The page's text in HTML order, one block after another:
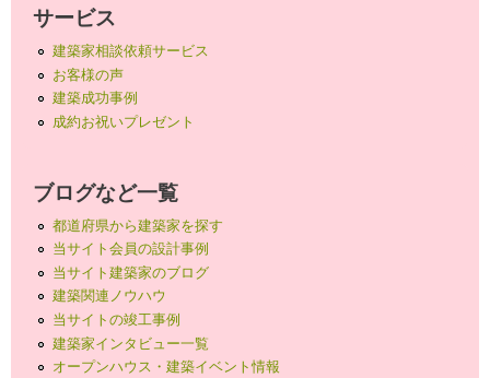
サービス
建築家相談依頼サービス
お客様の声
建築成功事例
成約お祝いプレゼント
ブログなど一覧
都道府県から建築家を探す
当サイト会員の設計事例
当サイト建築家のブログ
建築関連ノウハウ
当サイトの竣工事例
建築家インタビュー一覧
オープンハウス・建築イベント情報